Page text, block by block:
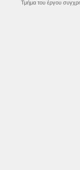
Τμήμα του έργου